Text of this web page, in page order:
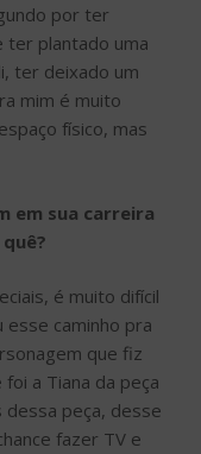
por ter
ter plantado uma
ter deixado um
mim é muito
físico, mas
em sua carreira
é muito difícil
caminho pra
que fiz
a Tiana da peça
dessa peça, desse
fazer TV e